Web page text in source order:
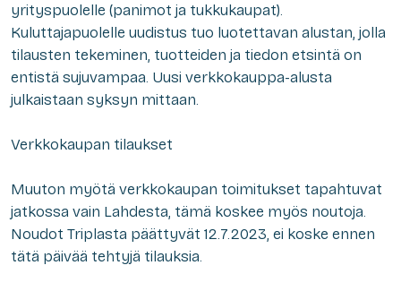
yrityspuolelle (panimot ja tukkukaupat).
Kuluttajapuolelle uudistus tuo luotettavan alustan, jolla
tilausten tekeminen, tuotteiden ja tiedon etsintä on
entistä sujuvampaa. Uusi verkkokauppa-alusta
julkaistaan syksyn mittaan.
Verkkokaupan tilaukset
Muuton myötä verkkokaupan toimitukset tapahtuvat
jatkossa vain Lahdesta, tämä koskee myös noutoja.
Noudot Triplasta päättyvät 12.7.2023, ei koske ennen
tätä päivää tehtyjä tilauksia.